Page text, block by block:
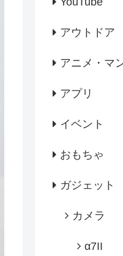
アウトドア
アニメ・マ
アプリ
イベント
おもちゃ
ガジェット
カメラ
α7II